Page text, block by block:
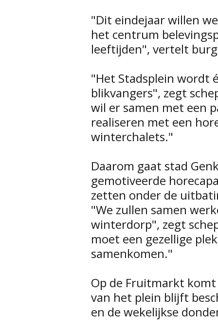
"Dit eindejaar willen
het centrum
leeftijden", vertelt
"Het Stadsplein wordt
blikvangers", zegt
wil er samen met een
realiseren met een
winterchalets."
Daarom gaat stad
gemotiveerde
zetten onder de
"We zullen samen
winterdorp", zegt
moet een gezellige
samenkomen."
Op de Fruitmarkt
van het plein blijft
en de wekelijkse